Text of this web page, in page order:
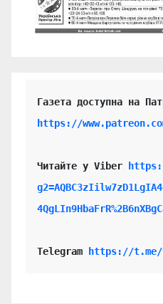
https://
Читайте у Viber
Telegram https://